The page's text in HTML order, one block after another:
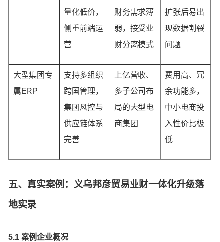
量化低价，
侧重前端运
营
财务需求薄
弱，接受业
财分离模式
扩张后易出
现数据割裂
问题
大型集团专
属ERP
支持多组织
跨国管理，
集团风控与
供应链体系
完善
上亿营收、
多子公司布
局的大型电
商集团
费用高、冗
余功能多，
中小电商投
入性价比极
低
五、真实案例：义乌邦彦贸易业财一体化升级落
地实录
5.1 案例企业概况